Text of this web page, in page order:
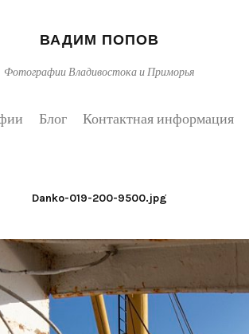
ВАДИМ ПОПОВ
Фотографии Владивостока и Приморья
Блог Контактная информация
Danko-019-200-9500.jpg